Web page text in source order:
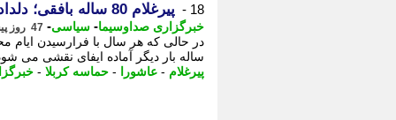
18 - پیرغلام 80 ساله بافقی؛ دلداده حسینی در لباس شمر
خبرگزاری صداوسیما- سیاسی- 47 روز پیش - یکشنبه 31 خرداد 1405، 16:00
ساله بار دیگر آماده ایفای نقشی
پیرغلام - عاشورا - حماسه کربلا -